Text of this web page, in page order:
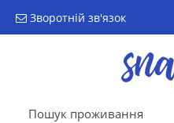
Зворотній зв'язок
Пошук проживання